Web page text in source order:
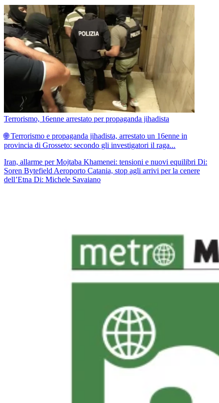
Terrorismo, 16enne arrestato per propaganda jihadista
🌐 Terrorismo e propaganda jihadista, arrestato un 16enne in
provincia di Grosseto: secondo gli investigatori il raga...
Iran, allarme per Mojtaba Khamenei: tensioni e nuovi equilibri Di:
Soren Bytefield Aeroporto Catania, stop agli arrivi per la cenere
dell’Etna Di: Michele Savaiano